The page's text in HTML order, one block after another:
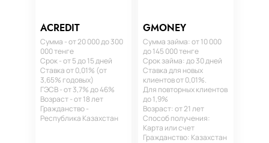
ACREDIT
Сумма - от 20 000 до 300
000 тенге
Срок - от 5 до 15 дней
Ставка от 0,01% (от
3,65% годовых)
ГЭСВ - от 3,7% до 46%
Возраст - от 18 лет
Гражданство -
Республика Казахстан
GMONEY
Сумма займа: от 10 000
до 145 000 тенге
Срок займа: до 30 дней
Ставка для новых
клиентов от 0,01%.
Для повторных клиентов
до 1,9%
Возраст: от 21 лет
Способ получения:
Карта или счет
Гражданство: Казахстан